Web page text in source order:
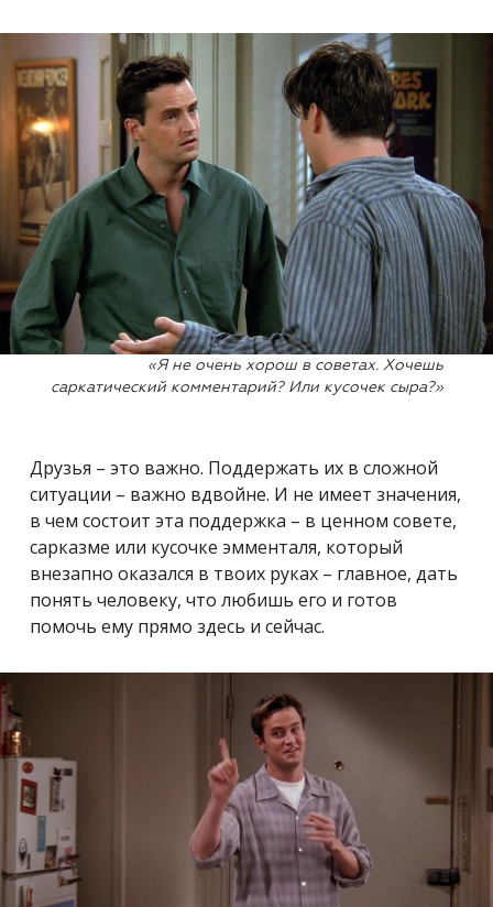
«Я не очень хорош в советах. Хочешь
саркатический комментарий? Или кусочек сыра?»
Друзья – это важно. Поддержать их в сложной
ситуации – важно вдвойне. И не имеет значения,
в чем состоит эта поддержка – в ценном совете,
сарказме или кусочке эмменталя, который
внезапно оказался в твоих руках – главное, дать
понять человеку, что любишь его и готов
помочь ему прямо здесь и сейчас.